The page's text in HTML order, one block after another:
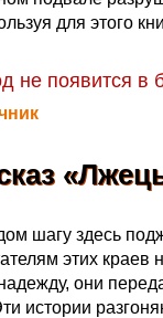
для этого
не появится
шагу здесь
этих краев
они
истории